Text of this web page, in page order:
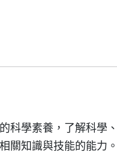
科學素養，了解科學
關知識與技能的能力。